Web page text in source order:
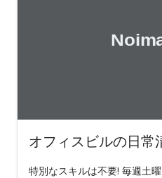
オフィスビルの日常
特別なスキルは不要! 毎週土